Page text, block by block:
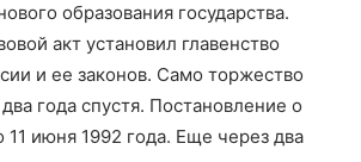
образования государства.
акт установил главенство
и ее законов. Само торжество
года спустя. Постановление о
июня 1992 года. Еще через два